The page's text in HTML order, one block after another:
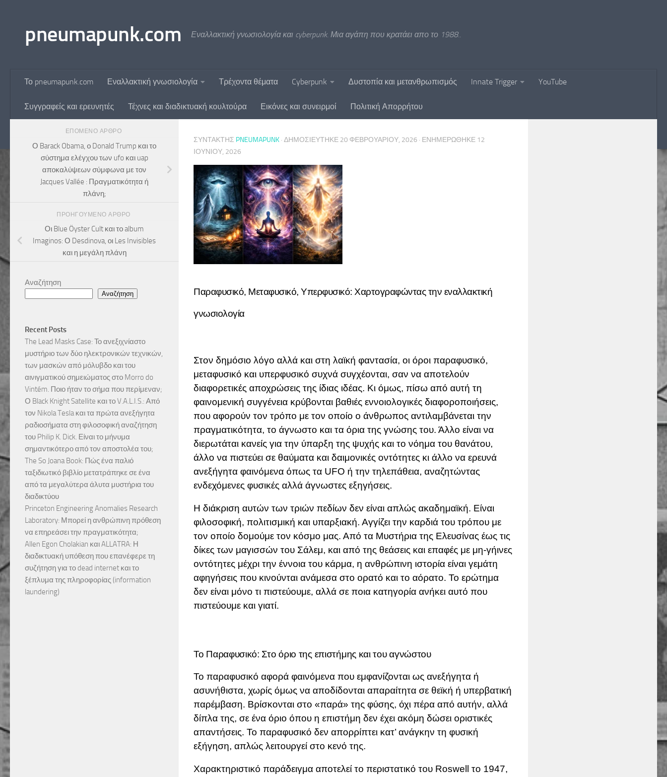
pneumapunk.com Εναλλακτική γνωσιολογία και cyberpunk. Μια αγάπη που κρατάει απο το 1988..
Το pneumapunk.com Εναλλακτική γνωσιολογία Τρέχοντα θέματα Cyberpunk Δυστοπία και μετανθρωπισμός Innate Trigger YouTube
Συγγραφείς και ερευνητές Τέχνες και διαδικτυακή κουλτούρα Εικόνες και συνειρμοί Πολιτική Απορρήτου
ΣΥΝΤΆΚΤΗΣ PNEUMAPUNK · ΔΗΜΟΣΙΕΎΤΗΚΕ 20 ΦΕΒΡΟΥΑΡΊΟΥ, 2026 · ΕΝΗΜΕΡΏΘΗΚΕ 12
ΙΟΥΝΊΟΥ, 2026
Παραφυσικό, Μεταφυσικό, Υπερφυσικό: Χαρτογραφώντας την εναλλακτική
γνωσιολογία
Στον δημόσιο λόγο αλλά και στη λαϊκή φαντασία, οι όροι παραφυσικό,
μεταφυσικό και υπερφυσικό συχνά συγχέονται, σαν να αποτελούν
διαφορετικές αποχρώσεις της ίδιας ιδέας. Κι όμως, πίσω από αυτή τη
φαινομενική συγγένεια κρύβονται βαθιές εννοιολογικές διαφοροποιήσεις,
που αφορούν τον τρόπο με τον οποίο ο άνθρωπος αντιλαμβάνεται την
πραγματικότητα, το άγνωστο και τα όρια της γνώσης του. Άλλο είναι να
διερωτάται κανείς για την ύπαρξη της ψυχής και το νόημα του θανάτου,
άλλο να πιστεύει σε θαύματα και δαιμονικές οντότητες κι άλλο να ερευνά
ανεξήγητα φαινόμενα όπως τα UFO ή την τηλεπάθεια, αναζητώντας
ενδεχόμενες φυσικές αλλά άγνωστες εξηγήσεις.
Η διάκριση αυτών των τριών πεδίων δεν είναι απλώς ακαδημαϊκή. Είναι
φιλοσοφική, πολιτισμική και υπαρξιακή. Αγγίζει την καρδιά του τρόπου με
τον οποίο δομούμε τον κόσμο μας. Από τα Μυστήρια της Ελευσίνας έως τις
δίκες των μαγισσών του Σάλεμ, και από της θεάσεις και επαφές με μη-γήινες
οντότητες μέχρι την έννοια του κάρμα, η ανθρώπινη ιστορία είναι γεμάτη
αφηγήσεις που κινούνται ανάμεσα στο ορατό και το αόρατο. Το ερώτημα
δεν είναι μόνο τι πιστεύουμε, αλλά σε ποια κατηγορία ανήκει αυτό που
πιστεύουμε και γιατί.
Το Παραφυσικό: Στο όριο της επιστήμης και του αγνώστου
Το παραφυσικό αφορά φαινόμενα που εμφανίζονται ως ανεξήγητα ή
ασυνήθιστα, χωρίς όμως να αποδίδονται απαραίτητα σε θεϊκή ή υπερβατική
παρέμβαση. Βρίσκονται στο «παρά» της φύσης, όχι πέρα από αυτήν, αλλά
δίπλα της, σε ένα όριο όπου η επιστήμη δεν έχει ακόμη δώσει οριστικές
απαντήσεις. Το παραφυσικό δεν απορρίπτει κατ’ ανάγκην τη φυσική
εξήγηση, απλώς λειτουργεί στο κενό της.
Χαρακτηριστικό παράδειγμα αποτελεί το περιστατικό του Roswell
το 1947,
ΕΠΌΜΕΝΟ ΆΡΘΡΟ
Ο Barack Obama, ο Donald Trump και το
σύστημα ελέγχου των ufo και uap
αποκαλύψεων σύμφωνα με τον
Jacques Vallée : Πραγματικότητα ή
πλάνη;
ΠΡΟΗΓΟΎΜΕΝΟ ΆΡΘΡΟ
Οι Blue Öyster Cult και το album
Imaginos: Ο Desdinova, οι Les Invisibles
και η μεγάλη πλάνη
Αναζήτηση
Αναζήτηση
Recent Posts
The Lead Masks Case: Το ανεξιχνίαστο
μυστήριο των δύο ηλεκτρονικών τεχνικών,
των μασκών από μόλυβδο και του
αινιγματικού σημειώματος στο Morro do
Vintém. Ποιο ήταν το σήμα που περίμεναν;
Ο Black Knight Satellite και το V.A.L.I.S.: Από
τον Nikola Tesla και τα πρώτα ανεξήγητα
ραδιοσήματα στη φιλοσοφική αναζήτηση
του Philip K. Dick. Είναι το μήνυμα
σημαντικότερο από τον αποστολέα του;
The So Joana Book: Πώς ένα παλιό
ταξιδιωτικό βιβλίο μετατράπηκε σε ένα
από τα μεγαλύτερα άλυτα μυστήρια του
διαδικτύου
Princeton Engineering Anomalies Research
Laboratory: Μπορεί η ανθρώπινη πρόθεση
να επηρεάσει την πραγματικότητα;
Allen Egon Cholakian και ALLATRA: Η
διαδικτυακή υπόθεση που επανέφερε τη
συζήτηση για το dead internet και το
ξέπλυμα της πληροφορίας (information
laundering)